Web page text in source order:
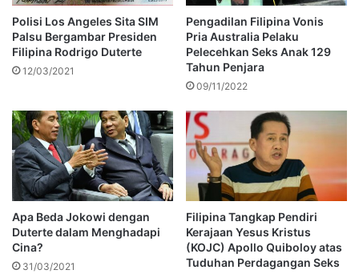
Polisi Los Angeles Sita SIM
Palsu Bergambar Presiden
Filipina Rodrigo Duterte
12/03/2021
Pengadilan Filipina Vonis
Pria Australia Pelaku
Pelecehkan Seks Anak 129
Tahun Penjara
09/11/2022
Apa Beda Jokowi dengan
Duterte dalam Menghadapi
Cina?
31/03/2021
Filipina Tangkap Pendiri
Kerajaan Yesus Kristus
(KOJC) Apollo Quiboloy atas
Tuduhan Perdagangan Seks